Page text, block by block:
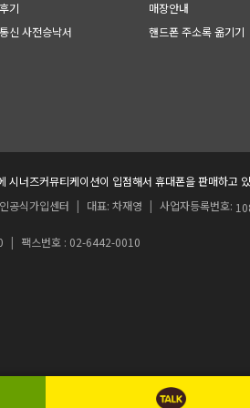
기
신 사전승낙서
매장안내
핸드폰 주소록 옮기기
너즈커뮤티케이션이 입점해서 휴대폰을 판매하고
공식가입센터 | 대표: 차재영 | 사업자등록번호:
| 팩스번호 : 02-6442-0010